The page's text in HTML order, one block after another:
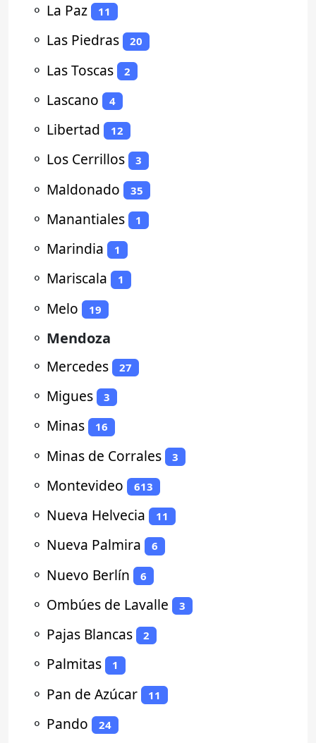
⚬ La Paz 11
⚬ Las Piedras 20
⚬ Las Toscas 2
⚬ Lascano 4
⚬ Libertad 12
⚬ Los Cerrillos 3
⚬ Maldonado 35
⚬ Manantiales 1
⚬ Marindia 1
⚬ Mariscala 1
⚬ Melo 19
⚬ Mendoza
⚬ Mercedes 27
⚬ Migues 3
⚬ Minas 16
⚬ Minas de Corrales 3
⚬ Montevideo 613
⚬ Nueva Helvecia 11
⚬ Nueva Palmira 6
⚬ Nuevo Berlín 6
⚬ Ombúes de Lavalle 3
⚬ Pajas Blancas 2
⚬ Palmitas 1
⚬ Pan de Azúcar 11
⚬ Pando 24